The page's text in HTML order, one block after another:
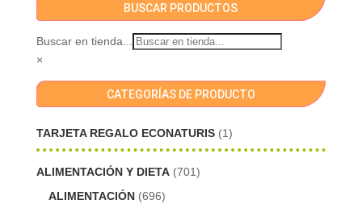
BUSCAR PRODUCTOS
Buscar en tienda...
×
CATEGORÍAS DE PRODUCTO
TARJETA REGALO ECONATURIS (1)
ALIMENTACIÓN Y DIETA (701)
ALIMENTACIÓN (696)